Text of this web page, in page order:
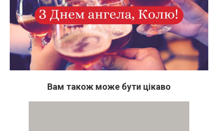
Вам також може бути цікаво